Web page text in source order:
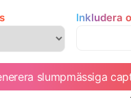
Inkludera
slumpmässiga